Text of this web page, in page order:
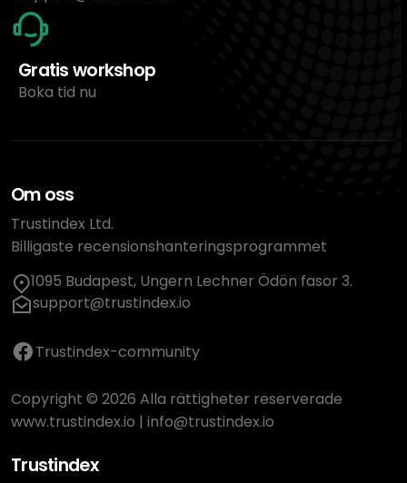
Gratis workshop
Boka tid nu
Om oss
Trustindex Ltd.
Billigaste recensionshanteringsprogrammet
1095 Budapest, Ungern Lechner Ödön fasor 3.
support@trustindex.io
Trustindex-community
Copyright © 2026 Alla rättigheter reserverade
www.trustindex.io | info@trustindex.io
Trustindex